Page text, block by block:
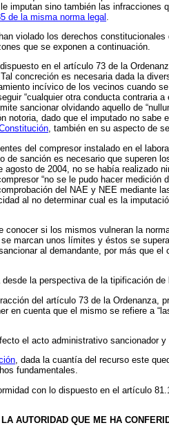
imputan sino también las
de la misma norma legal
violado los derechos
que se exponen a continuación.
en el artículo 73 de la
concreción es necesaria dada la
incívico de los vecinos cuando
“cualquier otra conducta contraria
sancionar olvidando aquello de
dado que el imputado no sabe
, también en su aspecto de
del compresor instalado en el
de sanción es necesario que superen
de 2004, no se había realizado
“no se le pudo hacer
del NAE y NEE mediante
al no determinar cual es la
si los mismos vulneran la
marcan unos límites y éstos se
al demandante, por más que
la perspectiva de la tipificación de
del artículo 73 de la Ordenanza,
en cuenta que el mismo se refiere a
el acto administrativo sancionador y
, dada la cuantía del recurso este
fundamentales.
con lo dispuesto en el artículo
LA AUTORIDAD QUE ME HA